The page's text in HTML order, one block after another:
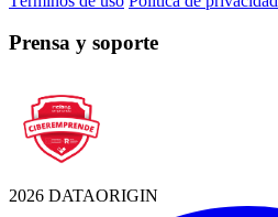
Prensa y soporte
2026 DATAORIGIN